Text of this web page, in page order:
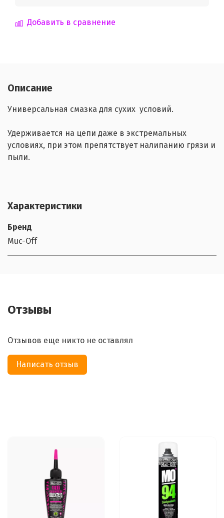
Добавить в сравнение
Описание
Универсальная смазка для сухих условий.
Удерживается на цепи даже в экстремальных
условиях, при этом препятствует налипанию грязи и
пыли.
Характеристики
Бренд
Muc-Off
Отзывы
Отзывов еще никто не оставлял
Написать отзыв